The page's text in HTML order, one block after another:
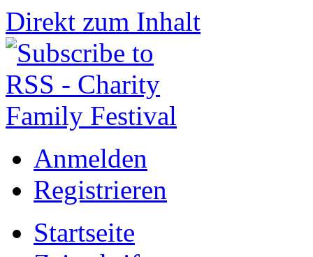
Direkt zum Inhalt
Anmelden
Registrieren
Startseite